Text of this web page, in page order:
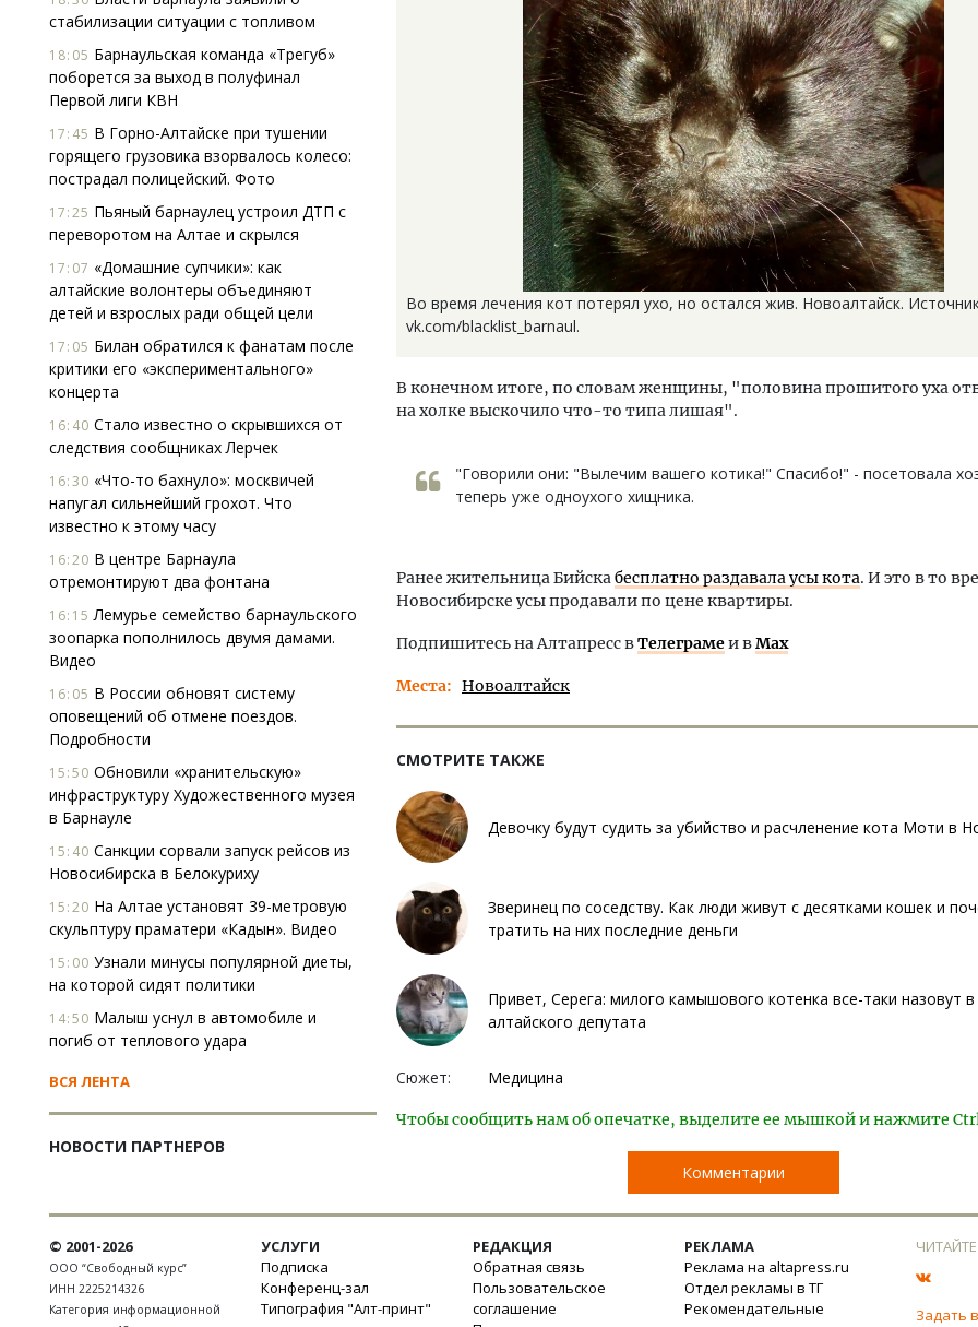
стабилизации ситуации с топливом
18:05 Барнаульская команда «Трегуб»
поборется за выход в полуфинал
Первой лиги КВН
17:45 В Горно-Алтайске при тушении
горящего грузовика взорвалось колесо:
пострадал полицейский. Фото
17:25 Пьяный барнаулец устроил ДТП с
переворотом на Алтае и скрылся
17:07 «Домашние супчики»: как
алтайские волонтеры объединяют
детей и взрослых ради общей цели
17:05 Билан обратился к фанатам после
критики его «экспериментального»
концерта
16:40 Стало известно о скрывшихся от
следствия сообщниках Лерчек
16:30 «Что-то бахнуло»: москвичей
напугал сильнейший грохот. Что
известно к этому часу
16:20 В центре Барнаула
отремонтируют два фонтана
16:15 Лемурье семейство барнаульского
зоопарка пополнилось двумя дамами.
Видео
16:05 В России обновят систему
оповещений об отмене поездов.
Подробности
15:50 Обновили «хранительскую»
инфраструктуру Художественного музея
в Барнауле
15:40 Санкции сорвали запуск рейсов из
Новосибирска в Белокуриху
15:20 На Алтае установят 39-метровую
скульптуру праматери «Кадын». Видео
15:00 Узнали минусы популярной диеты,
на которой сидят политики
14:50 Малыш уснул в автомобиле и
погиб от теплового удара
ВСЯ ЛЕНТА
НОВОСТИ ПАРТНЕРОВ
Во время лечения кот потерял ухо, но остался жив. Новоалтайск.
vk.com/blacklist_barnaul.
В конечном итоге, по словам женщины, "половина прошитого уха
на холке выскочило что-то типа лишая".
"Говорили они: "Вылечим вашего котика!" Спасибо!" - посетовала
теперь уже одноухого хищника.
Ранее жительница Бийскабесплатно раздавала усы кота. И это в то
Новосибирске усы продавали по цене квартиры.
Подпишитесь на Алтапресс вТелеграмеи вMax
Места Новоалтайск
СМОТРИТЕ ТАКЖЕ
Девочку будут судить за убийство и расчленение кота Моти в
Зверинец по соседству. Как люди живут с десятками кошек и
тратить на них последние деньги
Привет, Серега: милого камышового котенка все-таки назовут в
алтайского депутата
Сюжет: Медицина
Чтобы сообщить нам об опечатке, выделите ее мышкой и нажмите
Комментарии
© 2001-2026
ООО “Свободный курс”
ИНН 2225214326
Категория информационной
УСЛУГИ
Подписка
Конференц-зал
Типография "Алт-принт"
РЕДАКЦИЯ
Обратная связь
Пользовательское
соглашение
РЕКЛАМА
Реклама на altapress.ru
Отдел рекламы в ТГ
Рекомендательные
Задать